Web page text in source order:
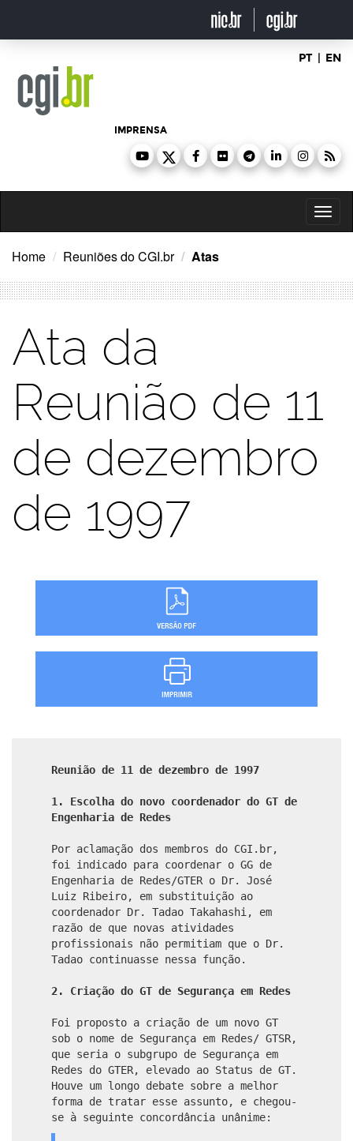
o
PT | EN
IMPRENSA
Home Reuniões do CGI.br Atas
Ata da
Reunião de 11
de dezembro
de 1997
Reunião de 11 de dezembro de 1997
1. Escolha do novo coordenador do GT de
Engenharia de Redes
Por aclamação dos membros do CGI.br,
foi indicado para coordenar o GG de
Engenharia de Redes/GTER o Dr. José
Luiz Ribeiro, em substituição ao
coordenador Dr. Tadao Takahashi, em
razão de que novas atividades
profissionais não permitiam que o Dr.
Tadao continuasse nessa função.
2. Criação do GT de Segurança em Redes
Foi proposto a criação de um novo GT
sob o nome de Segurança em Redes/ GTSR,
que seria o subgrupo de Segurança em
Redes do GTER, elevado ao Status de GT.
Houve um longo debate sobre a melhor
forma de tratar esse assunto, e chegou-
se à seguinte concordância unânime: